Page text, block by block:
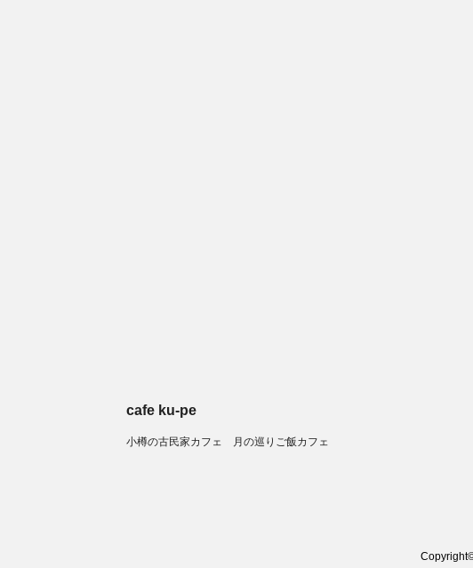
cafe ku-pe
小樽の古民家カフェ 月の巡りご飯カフェ